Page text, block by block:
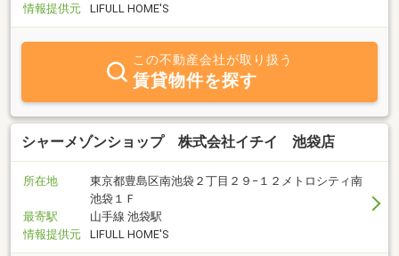
情報提供元
LIFULL HOME'S
この不動産会社が取り扱う
賃貸物件を探す
シャーメゾンショップ 株式会社イチイ 池袋店
所在地
東京都豊島区南池袋２丁目２９−１２メトロシティ南
池袋１Ｆ
最寄駅
山手線 池袋駅
情報提供元
LIFULL HOME'S